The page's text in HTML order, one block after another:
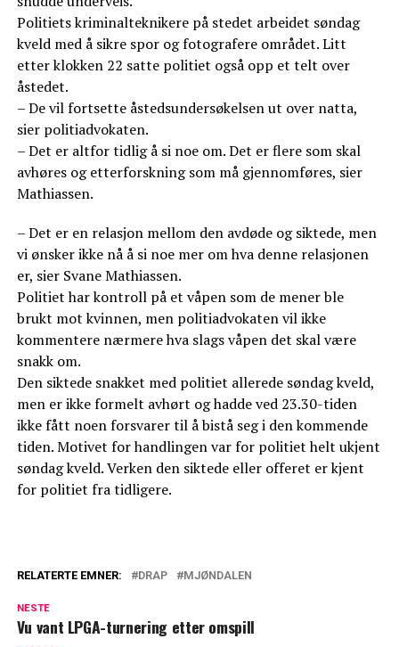
Politiets kriminalteknikere på stedet arbeidet søndag
kveld med å sikre spor og fotografere området. Litt
etter klokken 22 satte politiet også opp et telt over
åstedet.
– De vil fortsette åstedsundersøkelsen ut over natta,
sier politiadvokaten.
– Det er altfor tidlig å si noe om. Det er flere som skal
avhøres og etterforskning som må gjennomføres, sier
Mathiassen.
– Det er en relasjon mellom den avdøde og siktede, men
vi ønsker ikke nå å si noe mer om hva denne relasjonen
er, sier Svane Mathiassen.
Politiet har kontroll på et våpen som de mener ble
brukt mot kvinnen, men politiadvokaten vil ikke
kommentere nærmere hva slags våpen det skal være
snakk om.
Den siktede snakket med politiet allerede søndag kveld,
men er ikke formelt avhørt og hadde ved 23.30-tiden
ikke fått noen forsvarer til å bistå seg i den kommende
tiden. Motivet for handlingen var for politiet helt ukjent
søndag kveld. Verken den siktede eller offeret er kjent
for politiet fra tidligere.
RELATERTE EMNER: DRAP MJØNDALEN
NESTE
Vu vant LPGA-turnering etter omspill